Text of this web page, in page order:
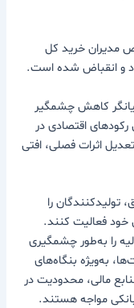
مدیران خرید کل
و انقباض شده است.
برای ماه آذر، بیانگر کاهش چشمگیر
اقتصادی در
اثرات فصلی، افتی
تولیدکنندگان را
خود فعالیت کنند.
را به‌طور چشمگیری
به‌ویژه بنگاه‌های
مالی، محدودیت در
مواجه هستند.